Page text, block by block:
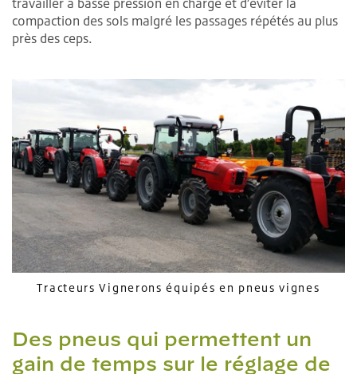
compaction des sols malgré les passages répétés au plus
près des ceps.
Tracteurs Vignerons équipés en pneus vignes
Des pneus qui permettent un
gain de temps sur le réglage de